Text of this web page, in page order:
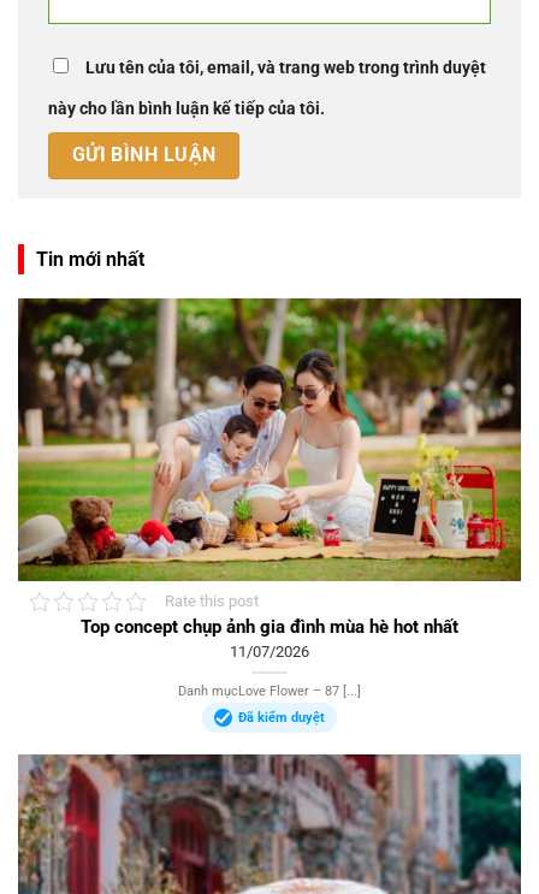
Lưu tên của tôi, email, và trang web trong trình duyệt
này cho lần bình luận kế tiếp của tôi.
Tin mới nhất
Rate this post
Top concept chụp ảnh gia đình mùa hè hot nhất
11/07/2026
Danh mụcLove Flower – 87 [...]
Đã kiểm duyệt